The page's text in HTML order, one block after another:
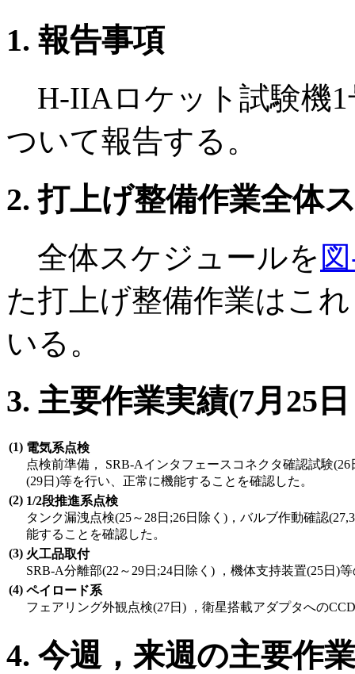
1. 報告事項
H-IIAロケット試験機1
ついて報告する。
2. 打上げ整備作業全体
全体スケジュールを
た打上げ整備作業はこ
いる。
3. 主要作業実績(7月25
(1) 電気系点検
点検前準備， SRB-Aインタフェースコネクタ確認試験
(29日)等を行い、正常に機能することを確認した。
(2) 1/2段推進系点検
タンク漏洩点検(25～28日;26日除く)，バルブ作動確認
能することを確認した。
(3) 火工品取付
SRB-A分離部(22～29日;24日除く) ，機体支持装置(25日)
(4) ペイロード系
フェアリング外観点検(27日) ，衛星搭載アダプタへの
4. 今週，来週の主要作